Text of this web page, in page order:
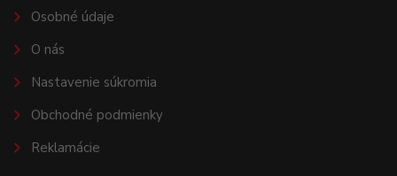
Osobné údaje
O nás
Nastavenie súkromia
Obchodné podmienky
Reklamácie